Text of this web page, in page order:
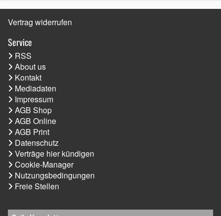
Vertrag widerrufen
Service
RSS
About us
Kontakt
Mediadaten
Impressum
AGB Shop
AGB Online
AGB Print
Datenschutz
Verträge hier kündigen
Cookie-Manager
Nutzungsbedingungen
Freie Stellen